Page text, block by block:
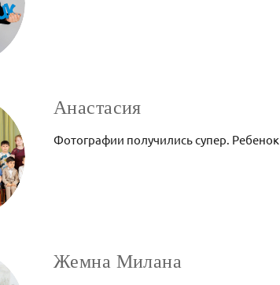
Анастасия
Фотографии получились супер.
Жемна Милана